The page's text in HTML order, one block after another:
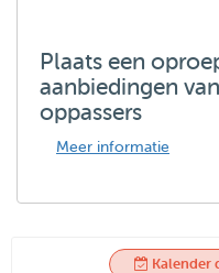
Plaats een
aanbiedingen
oppassers
Meer informatie
Kalender